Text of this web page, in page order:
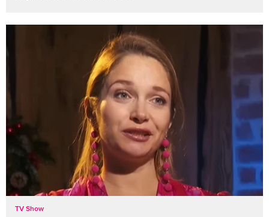
TV Show